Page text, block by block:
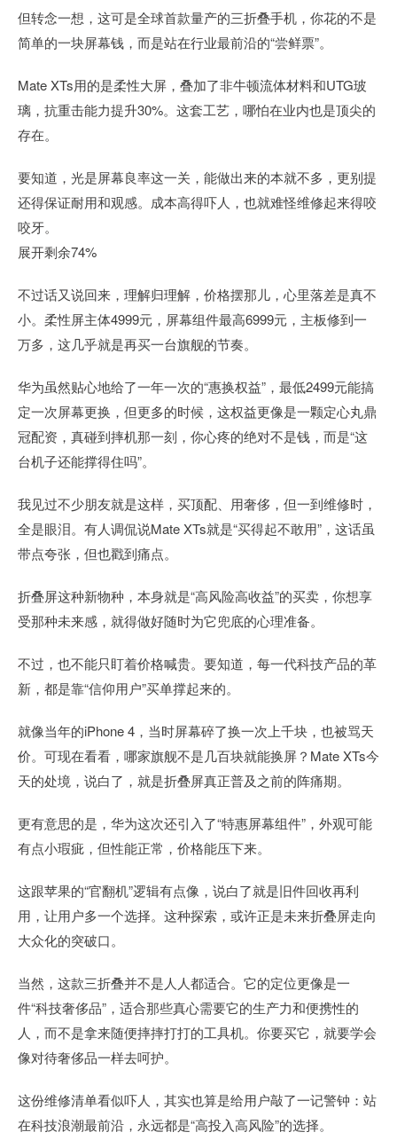
但转念一想，这可是全球首款量产的三折叠手机，你花的不是
简单的一块屏幕钱，而是站在行业最前沿的“尝鲜票”。
Mate XTs用的是柔性大屏，叠加了非牛顿流体材料和UTG玻
璃，抗重击能力提升30%。这套工艺，哪怕在业内也是顶尖的
存在。
要知道，光是屏幕良率这一关，能做出来的本就不多，更别提
还得保证耐用和观感。成本高得吓人，也就难怪维修起来得咬
咬牙。
展开剩余74%
不过话又说回来，理解归理解，价格摆那儿，心里落差是真不
小。柔性屏主体4999元，屏幕组件最高6999元，主板修到一
万多，这几乎就是再买一台旗舰的节奏。
华为虽然贴心地给了一年一次的“惠换权益”，最低2499元能搞
定一次屏幕更换，但更多的时候，这权益更像是一颗定心丸鼎
冠配资，真碰到摔机那一刻，你心疼的绝对不是钱，而是“这
台机子还能撑得住吗”。
我见过不少朋友就是这样，买顶配、用奢侈，但一到维修时，
全是眼泪。有人调侃说Mate XTs就是“买得起不敢用”，这话虽
带点夸张，但也戳到痛点。
折叠屏这种新物种，本身就是“高风险高收益”的买卖，你想享
受那种未来感，就得做好随时为它兜底的心理准备。
不过，也不能只盯着价格喊贵。要知道，每一代科技产品的革
新，都是靠“信仰用户”买单撑起来的。
就像当年的iPhone 4，当时屏幕碎了换一次上千块，也被骂天
价。可现在看看，哪家旗舰不是几百块就能换屏？Mate XTs今
天的处境，说白了，就是折叠屏真正普及之前的阵痛期。
更有意思的是，华为这次还引入了“特惠屏幕组件”，外观可能
有点小瑕疵，但性能正常，价格能压下来。
这跟苹果的“官翻机”逻辑有点像，说白了就是旧件回收再利
用，让用户多一个选择。这种探索，或许正是未来折叠屏走向
大众化的突破口。
当然，这款三折叠并不是人人都适合。它的定位更像是一
件“科技奢侈品”，适合那些真心需要它的生产力和便携性的
人，而不是拿来随便摔摔打打的工具机。你要买它，就要学会
像对待奢侈品一样去呵护。
这份维修清单看似吓人，其实也算是给用户敲了一记警钟：站
在科技浪潮最前沿，永远都是“高投入高风险”的选择。